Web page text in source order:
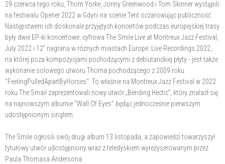
29 czerwca tego roku, Thom Yorke, Jonny Greenwood i Tom Skinner wystąpili
na festiwalu Opener 2022 w Gdyni na scenie Tent oczarowując publiczność.
Następstwem ich doskonale przyjętych koncertów podczas europejskiej trasy
były dwie EP-ki koncertowe: cyfrowa The Smile Live at Montreux Jazz Festival,
July 2022 i 12” nagrana w różnych miastach Europe: Live Recordings 2022,
na której poza kompozycjami pochodzącymi z debiutanckiej płyty - jest także
wykonanie solowego utworu Thoma pochodzącego z 2009 roku
"FeelingPulledApartByHorses". To właśnie na Montreux Jazz Festival w 2022
roku The Smail zaprezentowali nowy utwór „Bending Hectic”, który znalazł się
na najnowszym albumie "Wall Of Eyes" będąc jednocześnie pierwszym
udostępnionym singlem.
The Smile ogłosili swój drugi album 13 listopada, a zapowiedzi towarzyszył
tytułowy utwór udostępniony wraz z teledyskiem wyreżyserowanym przez
Paula Thomasa Andersona.